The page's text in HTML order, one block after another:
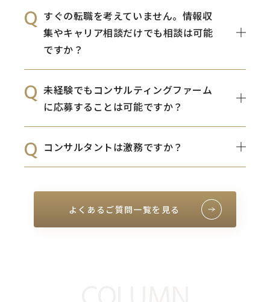
すぐの転職を考えていません。情報収
集やキャリア相談だけでも相談は可能
ですか？
未経験でもコンサルティングファーム
に応募することは可能ですか？
コンサルタントは激務ですか？
よくあるご質問一覧を見る